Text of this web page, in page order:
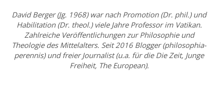
David Berger (Jg. 1968) war nach Promotion (Dr. phil.) und
Habilitation (Dr. theol.) viele Jahre Professor im Vatikan.
Zahlreiche Veröffentlichungen zur Philosophie und
Theologie des Mittelalters. Seit 2016 Blogger (philosophia-
perennis) und freier Journalist (u.a. für die Die Zeit, Junge
Freiheit, The European).